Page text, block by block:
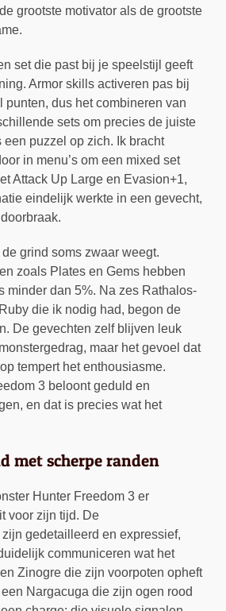
grootste motivator als de grootste
set die past bij je speelstijl geeft
Armor skills activeren pas bij
punten, dus het combineren van
sets om precies de juiste
puzzel op zich. Ik bracht
in menu’s om een mixed set
Attack Up Large en Evasion+1,
eindelijk werkte in een gevecht,
grind soms zwaar weegt.
zoals Plates en Gems hebben
minder dan 5%. Na zes Rathalos-
die ik nodig had, begon de
De gevechten zelf blijven leuk
maar het gevoel dat
tempert het enthousiasme.
3 beloont geduld en
en dat is precies wat het
met scherpe randen
Hunter Freedom 3 er
voor zijn tijd. De
gedetailleerd en expressief,
communiceren wat het
Zinogre die zijn voorpoten opheft
Nargacuga die zijn ogen rood